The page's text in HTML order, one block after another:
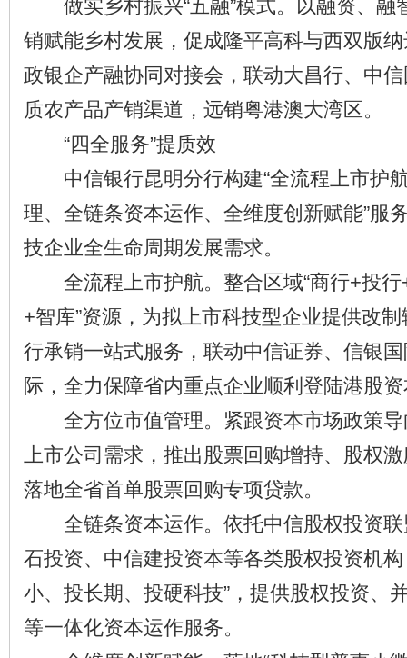
做实乡村振兴“五融”模式。以融资、融
销赋能乡村发展，促成隆平高科与西双版
政银企产融协同对接会，联动大昌行、中
质农产品产销渠道，远销粤港澳大湾区。
“四全服务”提质效
中信银行昆明分行构建“全流程上市护
理、全链条资本运作、全维度创新赋能”服
技企业全生命周期发展需求。
全流程上市护航。整合区域“商行+投行
+智库”资源，为拟上市科技型企业提供改
行承销一站式服务，联动中信证券、信银
际，全力保障省内重点企业顺利登陆港股
全方位市值管理。紧跟资本市场政策导
上市公司需求，推出股票回购增持、股权
落地全省首单股票回购专项贷款。
全链条资本运作。依托中信股权投资联
石投资、中信建投资本等各类股权投资机
小、投长期、投硬科技”，提供股权投资、
等一体化资本运作服务。